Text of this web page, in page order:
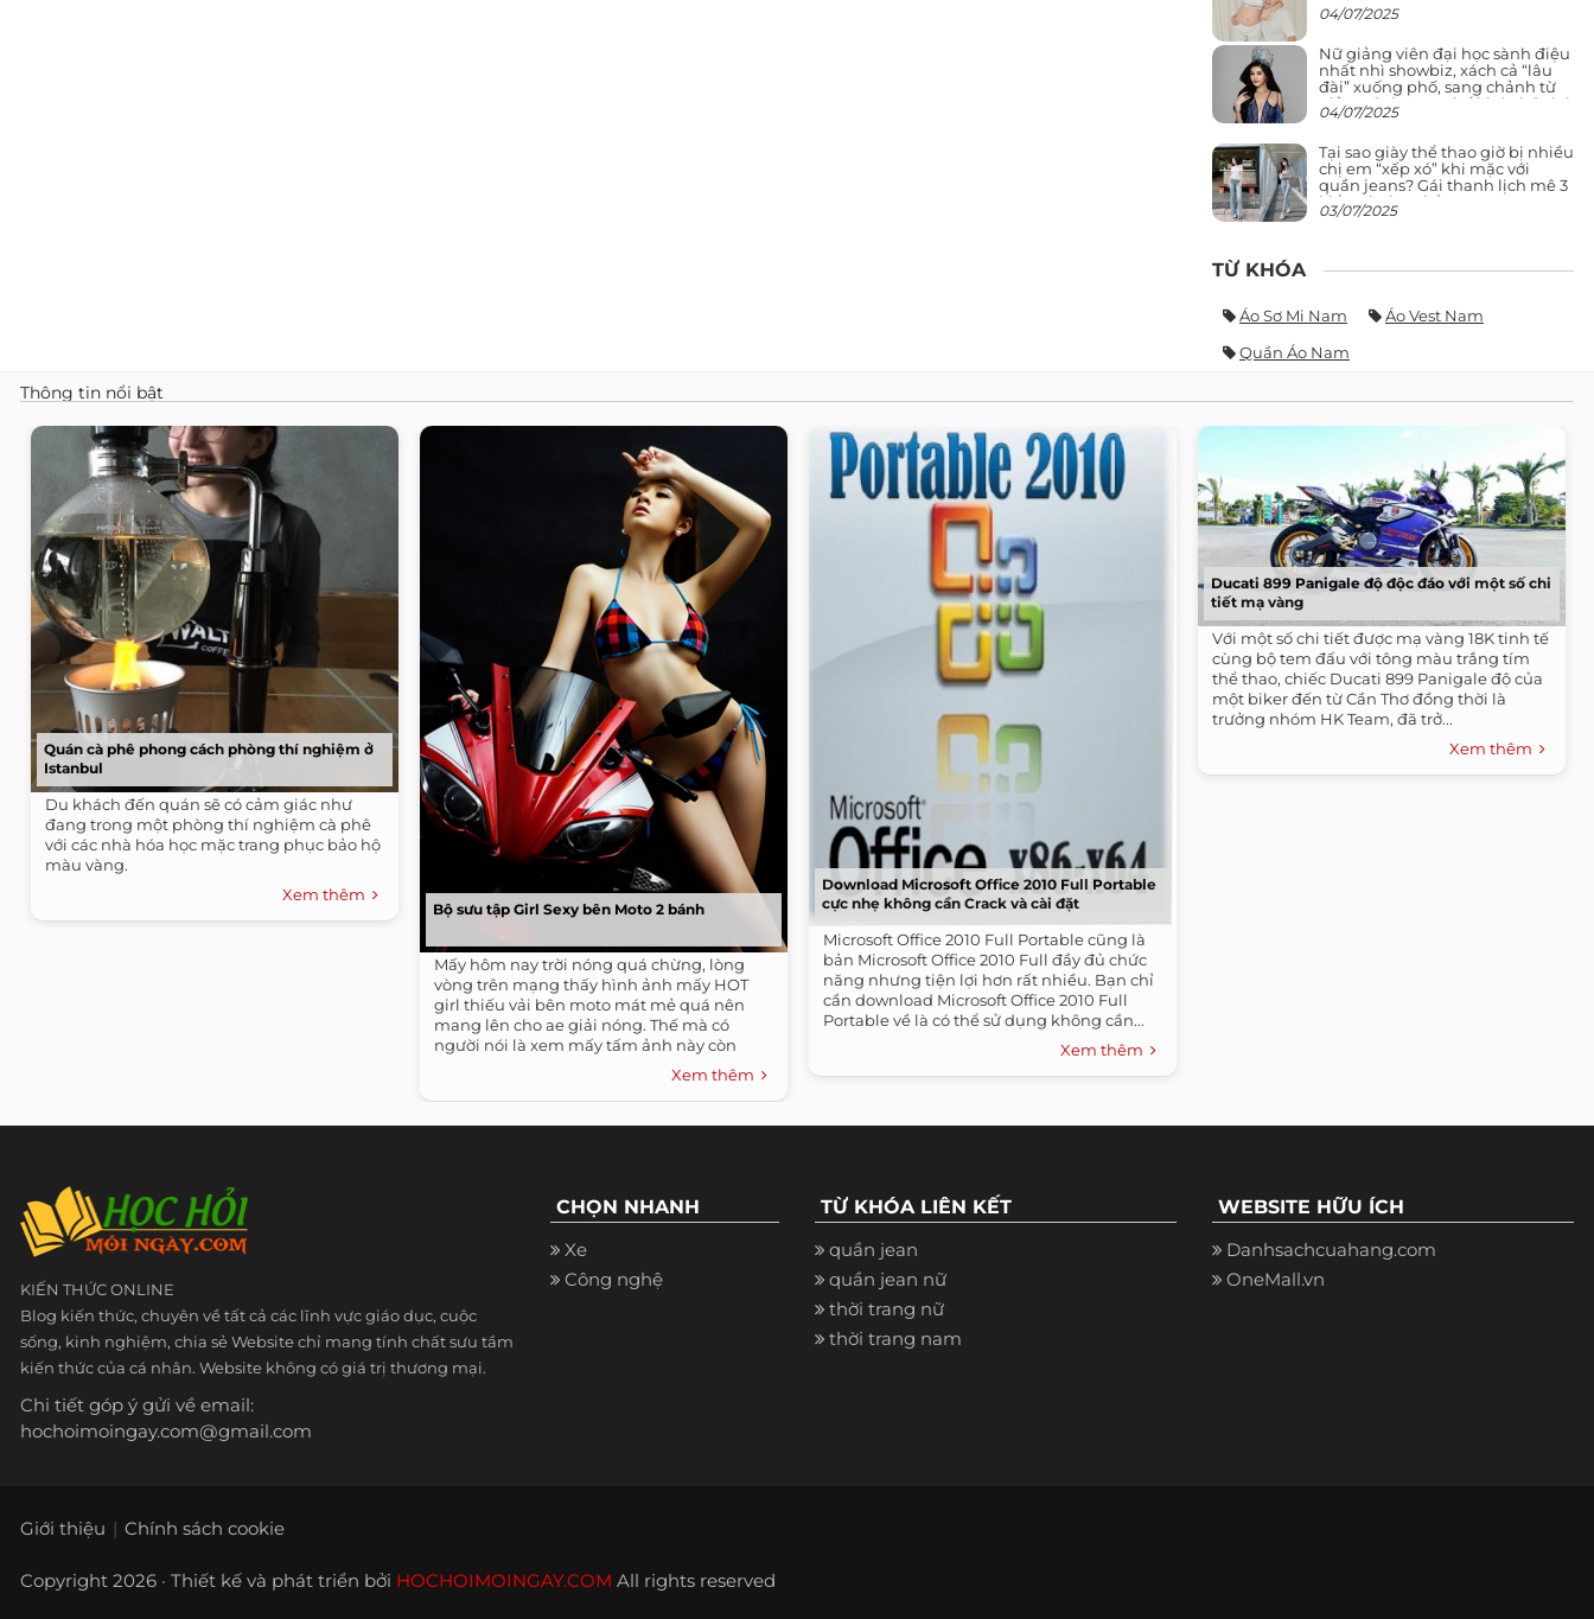
04/07/2025
Nữ giảng viên đại học sành điệu
nhất nhì showbiz, xách cả “lâu
đài” xuống phố, sang chảnh từ
giảng đường ra phố khó ai đọ lại
04/07/2025
Tại sao giày thể thao giờ bị nhiều
chị em “xếp xó” khi mặc với
quần jeans? Gái thanh lịch mê 3
kiểu này hơn hẳn
03/07/2025
TỪ KHÓA
Áo Sơ Mi Nam
Áo Vest Nam
Quần Áo Nam
Thông tin nổi bật
Quán cà phê phong cách phòng thí nghiệm ở
Istanbul
Du khách đến quán sẽ có cảm giác như
đang trong một phòng thí nghiệm cà phê
với các nhà hóa học mặc trang phục bảo hộ
màu vàng.
Xem thêm
Bộ sưu tập Girl Sexy bên Moto 2 bánh
Mấy hôm nay trời nóng quá chừng, lòng
vòng trên mạng thấy hình ảnh mấy HOT
girl thiếu vải bên moto mát mẻ quá nên
mang lên cho ae giải nóng. Thế mà có
người nói là xem mấy tấm ảnh này còn
Xem thêm
Download Microsoft Office 2010 Full Portable
cực nhẹ không cần Crack và cài đặt
Microsoft Office 2010 Full Portable cũng là
bản Microsoft Office 2010 Full đầy đủ chức
năng nhưng tiện lợi hơn rất nhiều. Bạn chỉ
cần download Microsoft Office 2010 Full
Portable về là có thể sử dụng không cần...
Xem thêm
Ducati 899 Panigale độ độc đáo với một số chi
tiết mạ vàng
Với một số chi tiết được mạ vàng 18K tinh tế
cùng bộ tem đấu với tông màu trắng tím
thể thao, chiếc Ducati 899 Panigale độ của
một biker đến từ Cần Thơ đồng thời là
trưởng nhóm HK Team, đã trở...
Xem thêm
KIẾN THỨC ONLINE
Blog kiến thức, chuyên về tất cả các lĩnh vực giáo dục, cuộc
sống, kinh nghiệm, chia sẻ Website chỉ mang tính chất sưu tầm
kiến thức của cá nhân. Website không có giá trị thương mại.
Chi tiết góp ý gửi về email:
hochoimoingay.com@gmail.com
CHỌN NHANH
Xe
Công nghệ
TỪ KHÓA LIÊN KẾT
quần jean
quần jean nữ
thời trang nữ
thời trang nam
WEBSITE HỮU ÍCH
Danhsachcuahang.com
OneMall.vn
Giới thiệu Chính sách cookie
Copyright 2026 · Thiết kế và phát triển bởi HOCHOIMOINGAY.COM All rights reserved